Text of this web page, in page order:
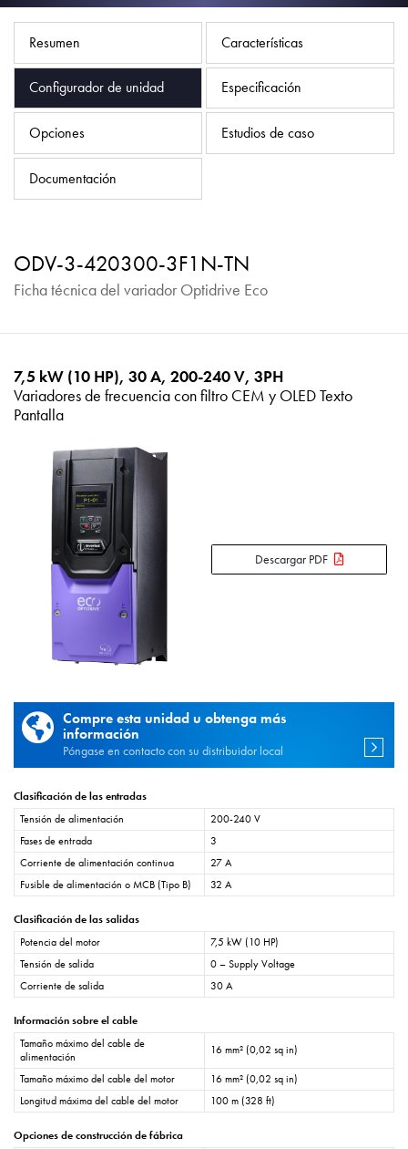
Resumen Características
Configurador de unidad Especificación
Opciones Estudios de caso
Documentación
ODV-3-420300-3F1N-TN
Ficha técnica del variador Optidrive Eco
7,5 kW (10 HP), 30 A, 200-240 V, 3PH
Variadores de frecuencia con filtro CEM y OLED Texto
Pantalla
Descargar PDF
Compre esta unidad u obtenga más
información
Póngase en contacto con su distribuidor local
Clasificación de las entradas
Tensión de alimentación
200-240 V
Fases de entrada
3
Corriente de alimentación continua
27 A
Fusible de alimentación o MCB (Tipo B)
32 A
Clasificación de las salidas
Potencia del motor
7,5 kW (10 HP)
Tensión de salida
0 – Supply Voltage
Corriente de salida
30 A
Información sobre el cable
Tamaño máximo del cable de
alimentación
16 mm² (0,02 sq in)
Tamaño máximo del cable del motor
16 mm² (0,02 sq in)
Longitud máxima del cable del motor
100 m (328 ft)
Opciones de construcción de fábrica
Política de privacidad
Mapa del sitio
iSource